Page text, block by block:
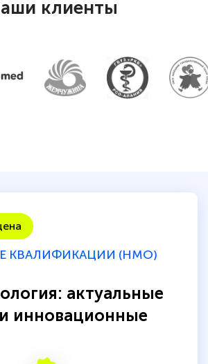
клиенты
КВАЛИФИКАЦИИ (НМО)
актуальные
инновационные